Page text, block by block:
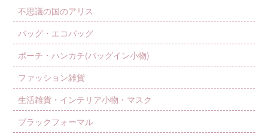
不思議の国のアリス
バッグ・エコバッグ
ポーチ・ハンカチ(バッグイン小物)
ファッション雑貨
生活雑貨・インテリア小物・マスク
ブラックフォーマル